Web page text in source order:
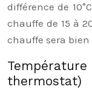
différence de
chauffe de 15 à
chauffe sera bien
thermostat)